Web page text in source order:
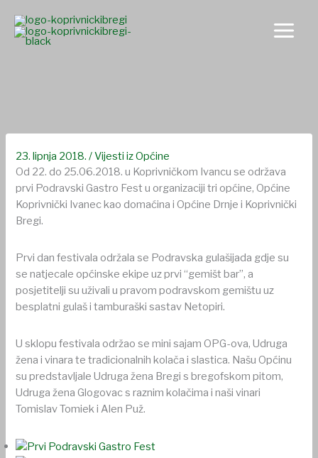
content
23. lipnja 2018./Vijesti iz Općine
Od 22. do 25.06.2018. u Koprivničkom Ivancu se održava
prvi Podravski Gastro Fest u organizaciji tri općine, Općine
Koprivnički Ivanec kao domaćina i Općine Drnje i Koprivnički
Bregi.
Prvi dan festivala održala se Podravska gulašijada gdje su
se natjecale općinske ekipe uz prvi “gemišt bar”, a
posjetitelji su uživali u pravom podravskom gemištu uz
besplatni gulaš i tamburaški sastav Netopiri.
U sklopu festivala održao se mini sajam OPG-ova, Udruga
žena i vinara te tradicionalnih kolača i slastica. Našu Općinu
su predstavljale Udruga žena Bregi s bregofskom pitom,
Udruga žena Glogovac s raznim kolačima i naši vinari
Tomislav Tomiek i Alen Puž.